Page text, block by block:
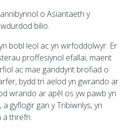
o Asiantaeth y
bilio.
bobl leol ac yn wirfoddolwyr. Er
proffesiynol efallai, maent
ac mae ganddynt brofiad o
bydd tri aelod yn gwrando ar
wrando ar apêl os yw pawb yn
gyflogir gan y Tribiwnlys, yn
a threfn.